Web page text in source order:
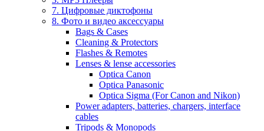
7. Цифровые диктофоны
8. Фото и видео аксессуары
Bags & Cases
Cleaning & Protectors
Flashes & Remotes
Lenses & lense accessories
Optica Canon
Optica Panasonic
Optica Sigma (For Canon and Nikon)
Power adapters, batteries, chargers, interface
cables
Tripods & Monopods